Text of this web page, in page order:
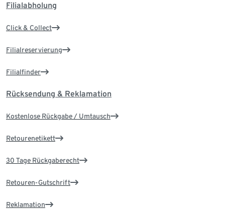
Filialabholung
Click & Collect
Filialreservierung
Filialfinder
Rücksendung & Reklamation
Kostenlose Rückgabe / Umtausch
Retourenetikett
30 Tage Rückgaberecht
Retouren-Gutschrift
Reklamation